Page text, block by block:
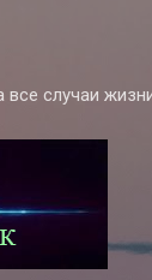
случаи